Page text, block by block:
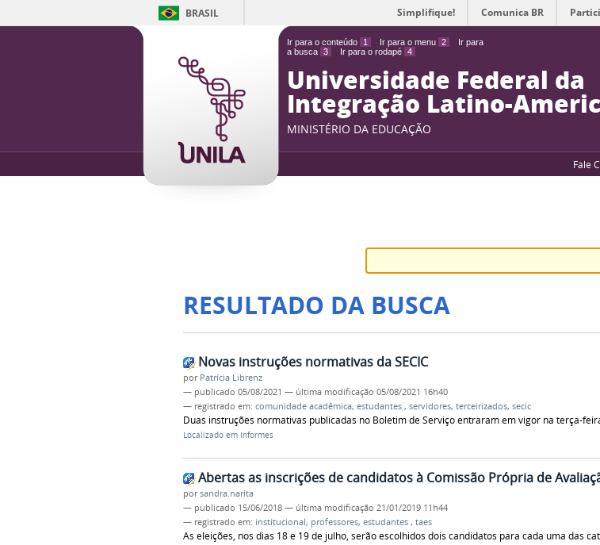
Ir para o conteúdo 1 Ir para o menu 2
Ir para
a busca 3 Ir para o rodapé 4
BRASIL Simplifique! Comunica BR
Universidade Federal da
Integração Latino-
MINISTÉRIO DA EDUCAÇÃO
Fale
RESULTADO DA BUSCA
Novas instruções normativas da SECIC
por Patrícia Librenz
— publicado 05/08/2021 — última modificação 05/08/2021 16h40
— registrado em: comunidade acadêmica, estudantes , servidores, terceirizados, secic
Duas instruções normativas publicadas no Boletim de Serviço entraram em vigor na terça-
Localizado em Informes
Abertas as inscrições de candidatos à Comissão Própria de
porsandra.narita
— publicado 15/06/2018 — última modificação 21/01/2019 11h44
— registrado em: institucional, professores, estudantes , taes
As eleições, nos dias 18 e 19 de julho, serão escolhidos dois candidatos para cada uma das